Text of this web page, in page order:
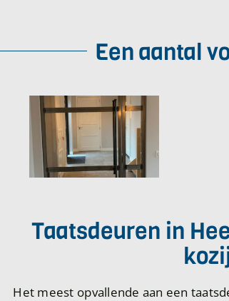
Een aantal
Taatsdeuren in
Het meest opvallende aan een